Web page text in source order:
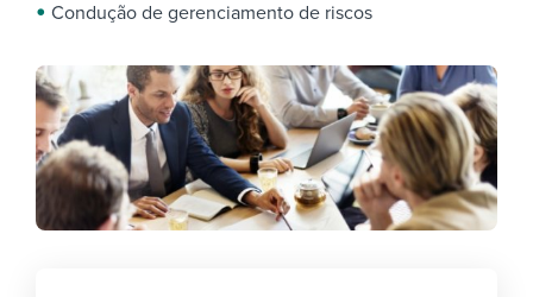
Condução de gerenciamento de riscos